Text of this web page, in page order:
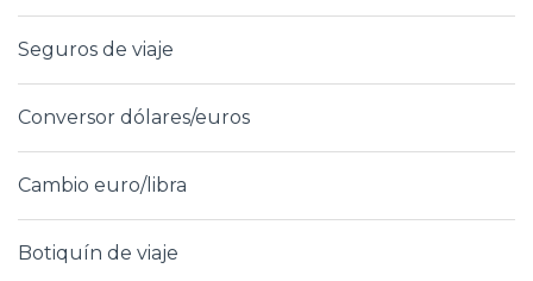
Seguros de viaje
Conversor dólares/euros
Cambio euro/libra
Botiquín de viaje